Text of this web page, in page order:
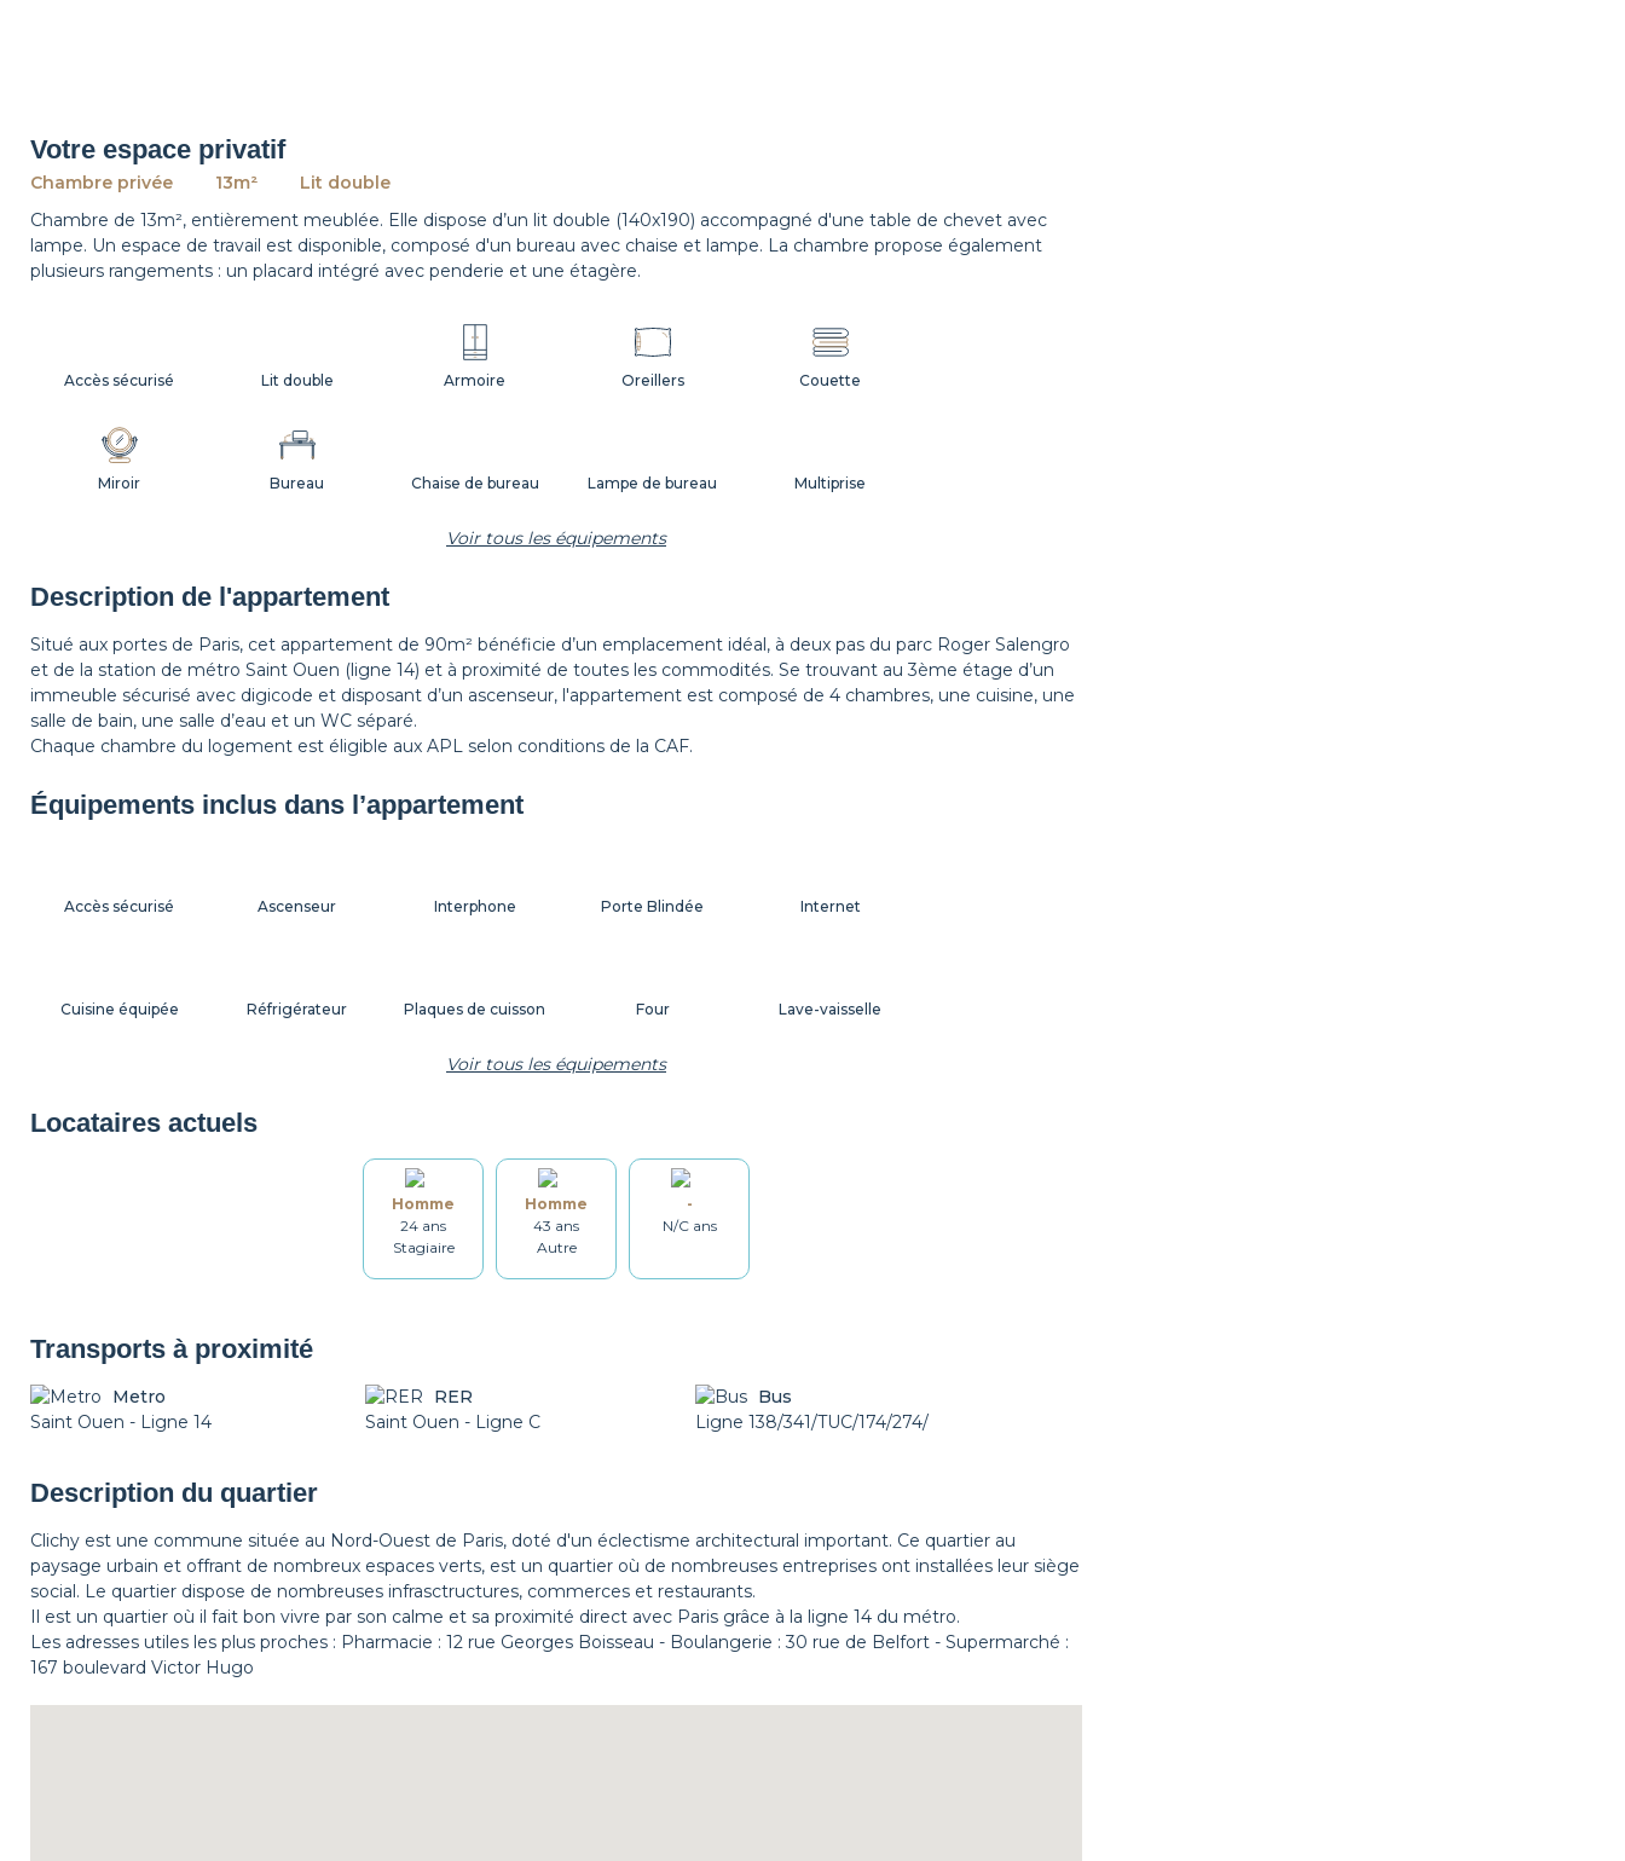
Votre espace privatif
Chambre privée 13m²
Lit double
Chambre de 13m², entièrement meublée. Elle dispose d’un lit double (140x190) accompagné d'une table de chevet avec
lampe. Un espace de travail est disponible, composé d'un bureau avec chaise et lampe. La chambre propose également
plusieurs rangements : un placard intégré avec penderie et une étagère.
Lampe de bureau Multiprise
Oreillers Couette
Bureau
Armoire
Étagère
Table de chevet Lampe de chevet
Tapis de sol
Miroir Chaise de bureau
Accès sécurisé Lit double
Voir tous les équipements
Description de l'appartement
Situé aux portes de Paris, cet appartement de 90m² bénéficie d’un emplacement idéal, à deux pas du parc Roger Salengro
et de la station de métro Saint Ouen (ligne 14) et à proximité de toutes les commodités. Se trouvant au 3ème étage d’un
immeuble sécurisé avec digicode et disposant d’un ascenseur, l'appartement est composé de 4 chambres, une cuisine, une
salle de bain, une salle d’eau et un WC séparé.
Chaque chambre du logement est éligible aux APL selon conditions de la CAF.
Équipements inclus dans l’appartement
Internet
Cuisine équipée
Lave-linge
Réfrigérateur
Micro-ondes
Four
Plaques de cuisson
Détecteur de fumée Décorations
Accès sécurisé
Salle de bain
Lave-vaisselle
Ascenseur Interphone
Possibilité Parking
Porte Blindée
Voir tous les équipements
Locataires actuels
Homme
24 ans
Stagiaire
Homme
43 ans
Autre
-
N/C ans
Transports à proximité
Metro
Saint Ouen - Ligne 14
RER
Saint Ouen - Ligne C
Bus
Ligne 138/341/TUC/174/274/
Description du quartier
Clichy est une commune située au Nord-Ouest de Paris, doté d'un éclectisme architectural important. Ce quartier au
paysage urbain et offrant de nombreux espaces verts, est un quartier où de nombreuses entreprises ont installées leur siège
social. Le quartier dispose de nombreuses infrasctructures, commerces et restaurants.
Il est un quartier où il fait bon vivre par son calme et sa proximité direct avec Paris grâce à la ligne 14 du métro.
Les adresses utiles les plus proches : Pharmacie : 12 rue Georges Boisseau - Boulangerie : 30 rue de Belfort - Supermarché :
167 boulevard Victor Hugo